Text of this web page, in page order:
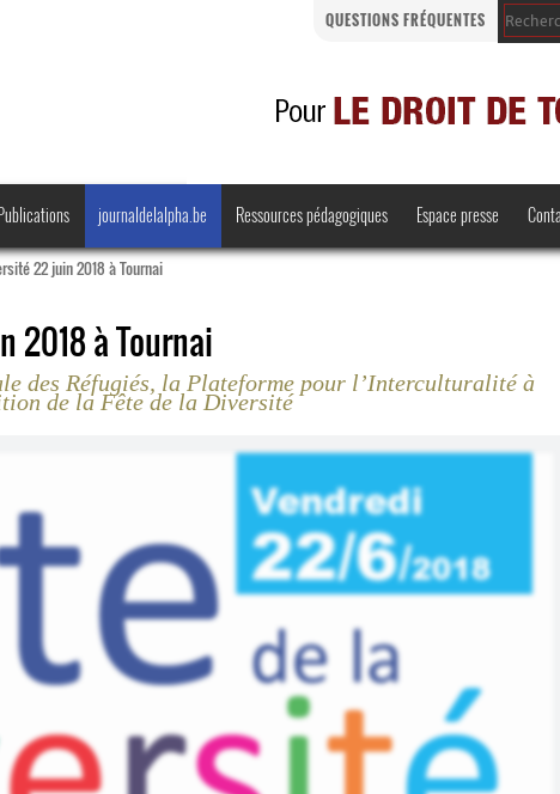
QUESTIONS FRÉQUENTES
Regards croisés
journaldelalpha.be Ressources pédagogiques
Comprendre et parler
Bienvenue en Belgique
Espace presse
22 juin 2018 à Tournai
2018 à Tournai
des Réfugiés, la Plateforme pour l’Interculturalité à
de la Fête de la Diversité